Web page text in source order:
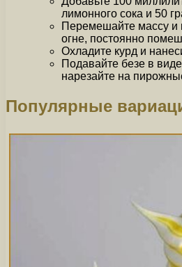
лимонного сока и 50
Перемешайте массу и
огне, постоянно
Охладите курд и
Подавайте безе в
нарезайте на
Популярные